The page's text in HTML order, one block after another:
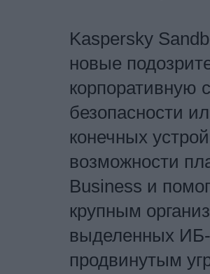
Kaspersky
новые
корпоративную
безопасности
конечных
возможности
Business и
крупным
выделенных ИБ-
продвинутым